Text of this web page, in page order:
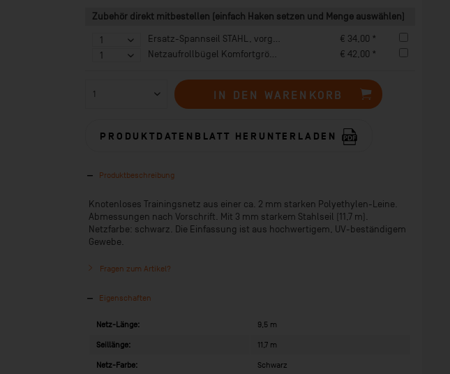
Zubehör direkt mitbestellen (einfach Haken setzen und Menge auswählen)
Ersatz-Spannseil STAHL, vorgefertigt: 11,7 m mit 2 Schlaufen
€ 34,00 *
Netzaufrollbügel Komfortgröße 70 x 80 cm, Drehgriff
€ 42,00 *
IN DEN WARENKORB
PRODUKTDATENBLATT HERUNTERLADEN
Produktbeschreibung
Knotenloses Trainingsnetz aus einer ca. 2 mm starken Polyethylen-Leine.
Abmessungen nach Vorschrift. Mit 3 mm starkem Stahlseil (11,7 m).
Netzfarbe: schwarz. Die Einfassung ist aus hochwertigem, UV-beständigem
Gewebe.
Fragen zum Artikel?
Eigenschaften
Netz-Länge: 9,5 m
Seillänge: 11,7 m
Netz-Farbe: Schwarz